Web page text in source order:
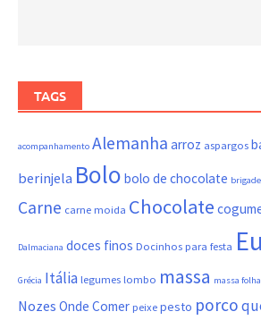
TAGS
acompanhamento Alemanha arroz aspargos
berinjela Bolo bolo de chocolate
Carne carne moida Chocolate
Dalmaciana doces finos Docinhos para festa
Grécia Itália legumes lombo massa massa
Nozes Onde Comer peixe pesto porco